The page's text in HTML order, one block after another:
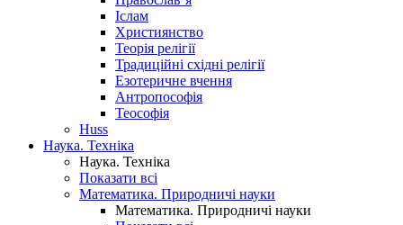
Іслам
Християнство
Теорія релігії
Традиційні східні релігії
Езотеричне вчення
Антропософія
Теософія
Huss
Наука. Техніка
Наука. Техніка
Показати всі
Математика. Природничі науки
Математика. Природничі науки